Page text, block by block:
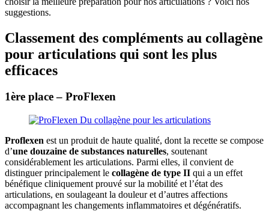
suggestions.
Classement des compléments au collagène
pour articulations qui sont les plus
efficaces
1ère place – ProFlexen
Proflexen est un produit de haute qualité, dont la recette se compose
d’une douzaine de substances naturelles, soutenant
considérablement les articulations. Parmi elles, il convient de
distinguer principalement le collagène de type II qui a un effet
bénéfique cliniquement prouvé sur la mobilité et l’état des
articulations, en soulageant la douleur et d’autres affections
accompagnant les changements inflammatoires et dégénératifs.